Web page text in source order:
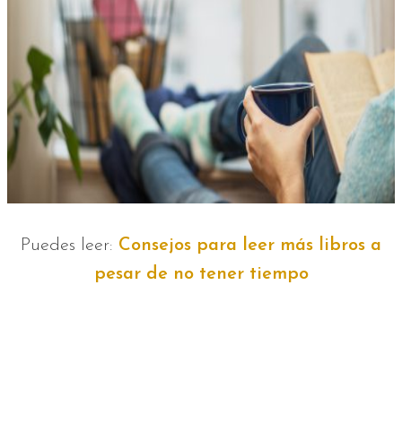
Puedes leer: Consejos para leer más libros a
pesar de no tener tiempo